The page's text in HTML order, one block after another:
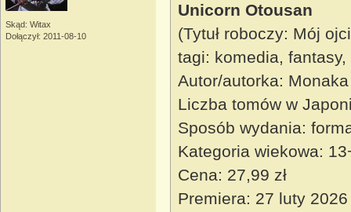
Skąd: Witax
Dołączył: 2011-08-10
Unicorn Otousan
(Tytuł roboczy: Mój
tagi: komedia,
Autor/autorka:
Liczba tomów w
Sposób wydania:
Kategoria wiekowa:
Cena: 27,99 zł
Premiera: 27 luty 2026